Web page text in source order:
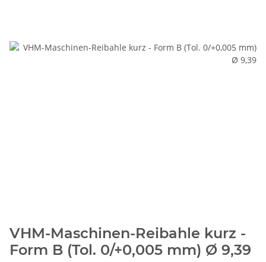
VHM-Maschinen-Reibahle kurz -
Form B (Tol. 0/+0,005 mm) Ø 9,39